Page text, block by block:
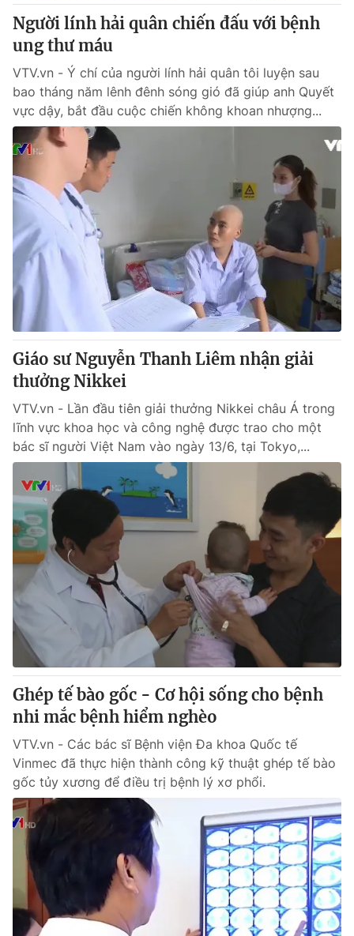
Người lính hải quân chiến đấu với bệnh
ung thư máu
VTV.vn - Ý chí của người lính hải quân tôi luyện sau
bao tháng năm lênh đênh sóng gió đã giúp anh Quyết
vực dậy, bắt đầu cuộc chiến không khoan nhượng...
Giáo sư Nguyễn Thanh Liêm nhận giải
thưởng Nikkei
VTV.vn - Lần đầu tiên giải thưởng Nikkei châu Á trong
lĩnh vực khoa học và công nghệ được trao cho một
bác sĩ người Việt Nam vào ngày 13/6, tại Tokyo,...
Ghép tế bào gốc - Cơ hội sống cho bệnh
nhi mắc bệnh hiểm nghèo
VTV.vn - Các bác sĩ Bệnh viện Đa khoa Quốc tế
Vinmec đã thực hiện thành công kỹ thuật ghép tế bào
gốc tủy xương để điều trị bệnh lý xơ phổi.